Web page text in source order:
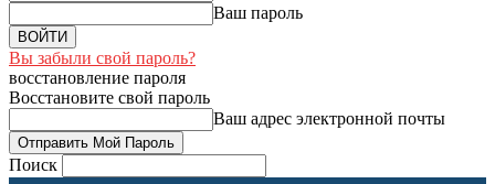
Ваш пароль
Вы забыли свой пароль?
восстановление пароля
Восстановите свой пароль
Ваш адрес электронной почты
Поиск